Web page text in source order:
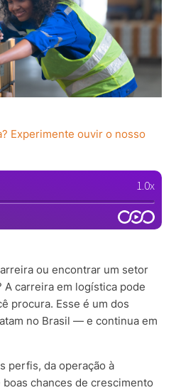
Experimente ouvir o nosso
ou encontrar um setor
carreira em logística pode
procura. Esse é um dos
no Brasil — e continua em
perfis, da operação à
chances de crescimento